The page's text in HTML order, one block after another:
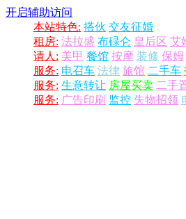
开启辅助访问
本站特色: 搭伙 交友征婚
租房: 法拉盛 布碌仑 皇后区 艾
请人: 美甲 餐馆 按摩 装修 保姆
服务: 电召车 法律 旅馆 二手车
服务: 生意转让 房屋买卖 二手
服务: 广告印刷 监控 失物招领